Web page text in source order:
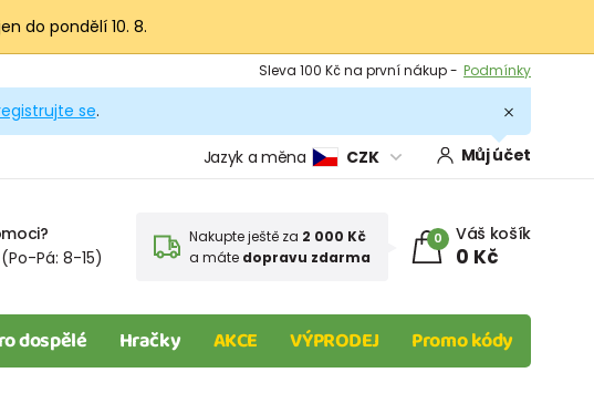
do pondělí 10. 8.
Výměna a vrácení - Zobrazit
Podmínky
se.
Jazyk a měna CZK Můj účet
(Po-Pá: 8-15)
Nakupte ještě za 2 000 Kč
a máte dopravu zdarma
0 Váš košík
0 Kč
dospělé Hračky AKCE VÝPRODEJ Promo kódy